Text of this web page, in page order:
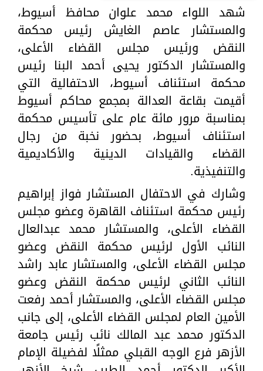
شهد اللواء محمد علوان محافظ أسيوط،
والمستشار عاصم الغايش رئيس محكمة
النقض ورئيس مجلس القضاء الأعلى،
والمستشار الدكتور يحيى أحمد البنا رئيس
محكمة استئناف أسيوط، الاحتفالية التي
أقيمت بقاعة العدالة بمجمع محاكم أسيوط
بمناسبة مرور مائة عام على تأسيس محكمة
استئناف أسيوط، بحضور نخبة من رجال
القضاء والقيادات الدينية والأكاديمية
والتنفيذية.
وشارك في الاحتفال المستشار فواز إبراهيم
رئيس محكمة استئناف القاهرة وعضو مجلس
القضاء الأعلى، والمستشار محمد عبدالعال
النائب الأول لرئيس محكمة النقض وعضو
مجلس القضاء الأعلى، والمستشار عابد راشد
النائب الثاني لرئيس محكمة النقض وعضو
مجلس القضاء الأعلى، والمستشار أحمد رفعت
الأمين العام لمجلس القضاء الأعلى، إلى جانب
الدكتور محمد عبد المالك نائب رئيس جامعة
الأزهر فرع الوجه القبلي ممثلًا لفضيلة الإمام